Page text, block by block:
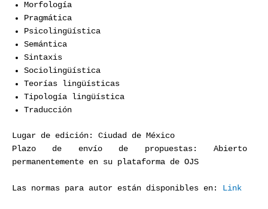
Morfología
Pragmática
Psicolingüística
Semántica
Sintaxis
Sociolingüística
Teorías lingüísticas
Tipología lingüística
Traducción
Lugar de edición: Ciudad de México
Plazo de envío de propuestas: Abierto
permanentemente en su plataforma de OJS
Las normas para autor están disponibles en: Link